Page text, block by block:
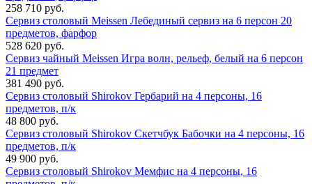
258 710 руб.
Сервиз столовый Meissen Лебединый сервиз на 6 персон 20
предметов, фарфор
528 620 руб.
Сервиз чайный Meissen Игра волн, рельеф, белый на 6 персон
21 предмет
381 490 руб.
Сервиз столовый Shirokov Гербарий на 4 персоны, 16
предметов, п/к
48 800 руб.
Сервиз столовый Shirokov Скетчбук Бабочки на 4 персоны, 16
предметов, п/к
49 900 руб.
Сервиз столовый Shirokov Мемфис на 4 персоны, 16